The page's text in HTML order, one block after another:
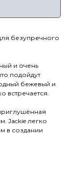
безупречного
и очень
подойдут
бежевый и
встречается.
Jackie легко
в создании